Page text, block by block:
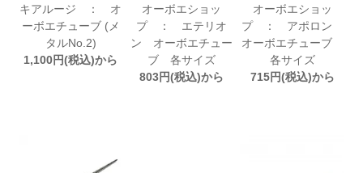
キアルージ ： オ
ーボエチューブ (メ
タルNo.2)
1,100円(税込)から
オーボエショッ
プ ： エテリオ
ン オーボエチュー
ブ 各サイズ
803円(税込)から
オーボエショッ
プ ： アポロン
オーボエチューブ
各サイズ
715円(税込)から